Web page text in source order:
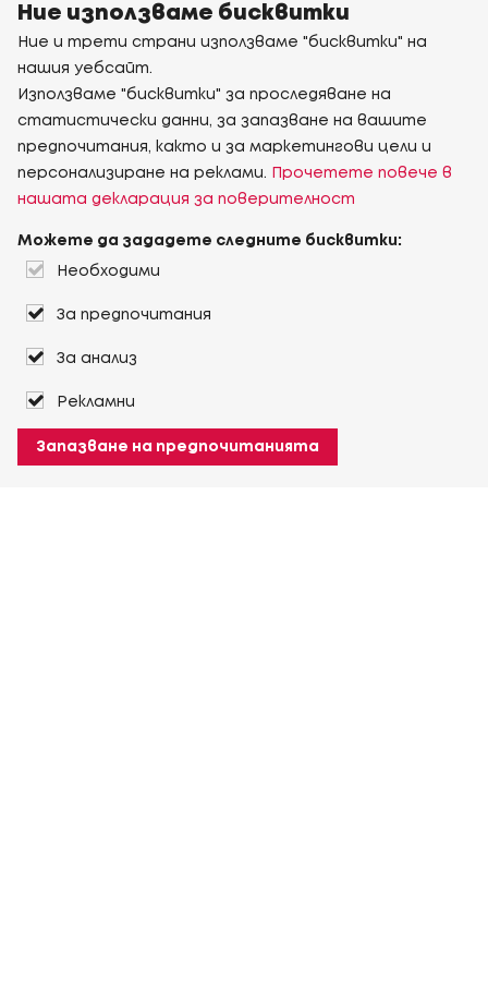
Ние използваме бисквитки
Ние и трети страни използваме "бисквитки" на
нашия уебсайт.
Използваме "бисквитки" за проследяване на
статистически данни, за запазване на вашите
предпочитания, както и за маркетингови цели и
персонализиране на реклами.
Прочетете повече в
нашата декларация за поверителност
Можете да зададете следните бисквитки:
Необходими
За предпочитания
За анализ
Рекламни
Запазване на предпочитанията